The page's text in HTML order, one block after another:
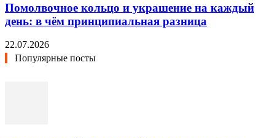
Помолвочное кольцо и украшение на каждый
день: в чём принципиальная разница
22.07.2026
Популярные посты